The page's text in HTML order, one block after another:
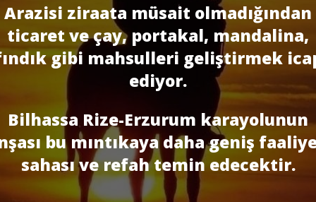
Arazisi ziraata müsait olmadığından
ticaret ve çay, portakal, mandalina,
gibi mahsulleri geliştirmek
ediyor.
Bilhassa Rize-Erzurum karayolunun
bu mıntıkaya daha geniş
sahası ve refah temin edecektir.